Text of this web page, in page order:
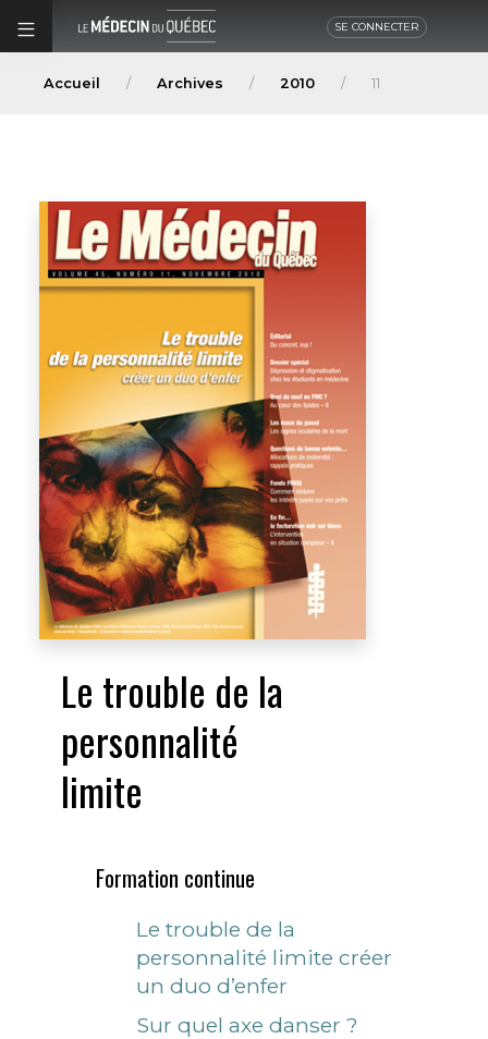
SE CONNECTER
Accueil Archives 2010 11
Le trouble de la
personnalité
limite
Formation continue
Le trouble de la
personnalité limite créer
un duo d’enfer
Sur quel axe danser ?